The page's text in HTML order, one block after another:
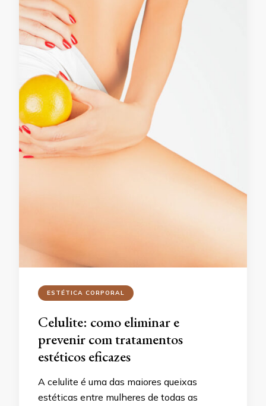
ESTÉTICA CORPORAL
Celulite: como eliminar e
prevenir com tratamentos
estéticos eficazes
A celulite é uma das maiores queixas
estéticas entre mulheres de todas as